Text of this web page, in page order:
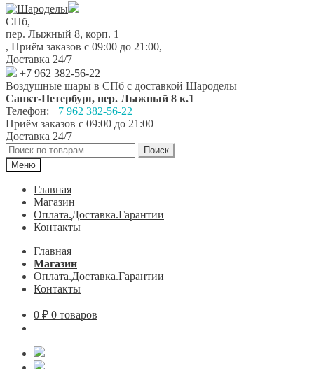
Перейти
к
навигации
Перейти
к
содержимому
СПб,
пер. Лыжный 8, корп. 1
, Приём заказов с 09:00 до 21:00,
Доставка 24/7
+7 962 382-56-22
Воздушные шары в СПб с доставкой Шароделы
Санкт-Петербург, пер. Лыжный 8 к.1
Телефон: +7 962 382-56-22
Приём заказов с 09:00 до 21:00
Доставка 24/7
Искать:
Поиск
Меню
Главная
Магазин
Оплата.Доставка.Гарантии
Контакты
Главная
Магазин
Оплата.Доставка.Гарантии
Контакты
0 ₽ 0 товаров